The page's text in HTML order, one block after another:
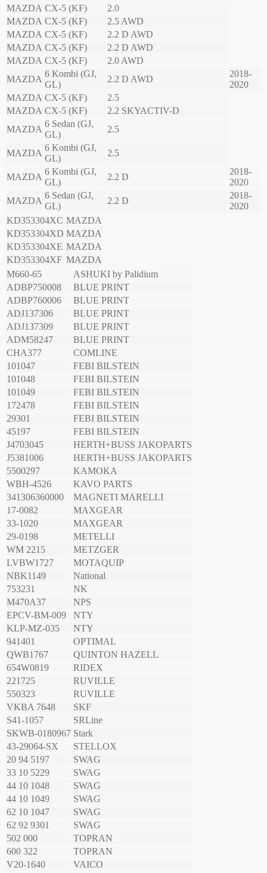
MAZDA CX-5 (KF)
2.0
MAZDA CX-5 (KF)
2.5 AWD
MAZDA CX-5 (KF)
2.2 D AWD
MAZDA CX-5 (KF)
2.2 D AWD
MAZDA CX-5 (KF)
2.0 AWD
MAZDA
6 Kombi (GJ,
GL)
2.2 D AWD
2018-
2020
MAZDA CX-5 (KF)
2.5
MAZDA CX-5 (KF)
2.2 SKYACTIV-D
MAZDA
6 Sedan (GJ,
GL)
2.5
MAZDA
6 Kombi (GJ,
GL)
2.5
MAZDA
6 Kombi (GJ,
GL)
2.2 D
2018-
2020
MAZDA
6 Sedan (GJ,
GL)
2.2 D
2018-
2020
KD353304XC MAZDA
KD353304XD MAZDA
KD353304XE MAZDA
KD353304XF MAZDA
M660-65
ASHUKI by Palidium
ADBP750008
BLUE PRINT
ADBP760006
BLUE PRINT
ADJ137306
BLUE PRINT
ADJ137309
BLUE PRINT
ADM58247
BLUE PRINT
CHA377
COMLINE
101047
FEBI BILSTEIN
101048
FEBI BILSTEIN
101049
FEBI BILSTEIN
172478
FEBI BILSTEIN
29301
FEBI BILSTEIN
45197
FEBI BILSTEIN
J4703045
HERTH+BUSS JAKOPARTS
J5381006
HERTH+BUSS JAKOPARTS
5500297
KAMOKA
WBH-4526
KAVO PARTS
341306360000
MAGNETI MARELLI
17-0082
MAXGEAR
33-1020
MAXGEAR
29-0198
METELLI
WM 2215
METZGER
LVBW1727
MOTAQUIP
NBK1149
National
753231
NK
M470A37
NPS
EPCV-BM-009
NTY
KLP-MZ-035
NTY
941401
OPTIMAL
QWB1767
QUINTON HAZELL
654W0819
RIDEX
221725
RUVILLE
550323
RUVILLE
VKBA 7648
SKF
S41-1057
SRLine
SKWB-0180967 Stark
43-29064-SX
STELLOX
20 94 5197
SWAG
33 10 5229
SWAG
44 10 1048
SWAG
44 10 1049
SWAG
62 10 1047
SWAG
62 92 9301
SWAG
502 000
TOPRAN
600 322
TOPRAN
V20-1640
VAICO